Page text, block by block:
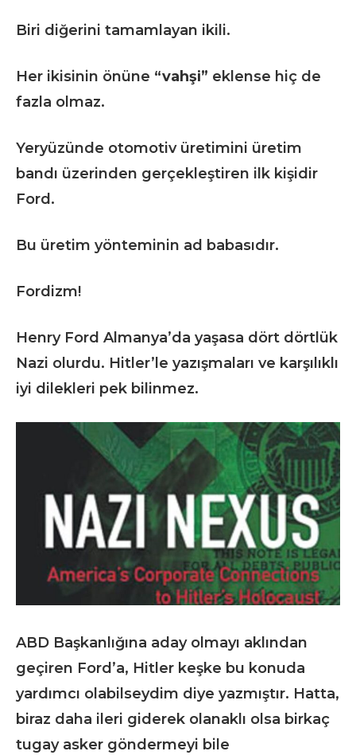
Biri diğerini tamamlayan ikili.
Her ikisinin önüne “vahşi” eklense hiç de
fazla olmaz.
Yeryüzünde otomotiv üretimini üretim
bandı üzerinden gerçekleştiren ilk kişidir
Ford.
Bu üretim yönteminin ad babasıdır.
Fordizm!
Henry Ford Almanya’da yaşasa dört dörtlük
Nazi olurdu. Hitler’le yazışmaları ve karşılıklı
iyi dilekleri pek bilinmez.
ABD Başkanlığına aday olmayı aklından
geçiren Ford’a, Hitler keşke bu konuda
yardımcı olabilseydim diye yazmıştır. Hatta,
biraz daha ileri giderek olanaklı olsa birkaç
tugay asker göndermeyi bile